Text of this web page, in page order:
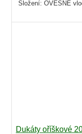
Složení: OVESNÉ
Dukáty oříškové